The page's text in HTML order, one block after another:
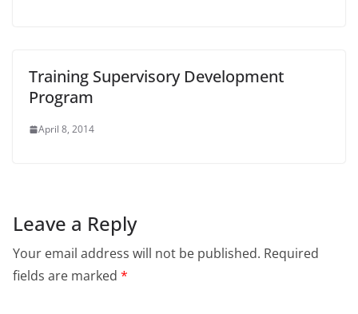
Training Supervisory Development
Program
April 8, 2014
Leave a Reply
Your email address will not be published. Required
fields are marked *